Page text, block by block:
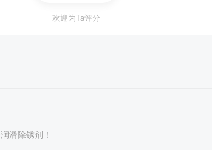
欢迎为Ta评分
滑除锈剂！